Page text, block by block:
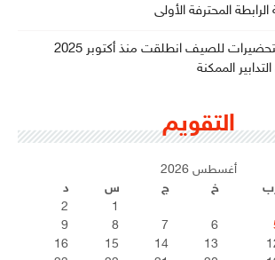
المحترفة الأولى
مسؤولة بالستاغ: التحضيرات للصيف انطلقت منذ أكتوبر 2025
الممكنة
التقويم
أغسطس 2026
خ ج س
د
1
2
6
7
8
9
13
14
15
16